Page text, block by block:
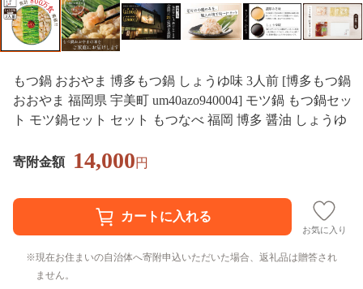
もつ鍋 おおやま 博多もつ鍋 しょうゆ味 3人前 [博多もつ鍋
おおやま 福岡県 宇美町 um40azo940004] モツ鍋 もつ鍋セッ
ト モツ鍋セット セット もつなべ 福岡 博多 醤油 しょうゆ
寄附金額 14,000円
お気に入り
現在お住まいの自治体へ寄附申込いただいた場合、返礼品は贈答され
ません。